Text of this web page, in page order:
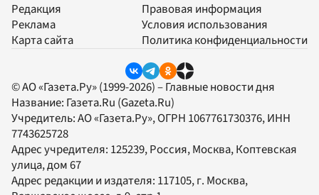
Редакция
Реклама
Карта сайта
Правовая информация
Условия использования
Политика конфиденциальности
© АО «Газета.Ру» (1999-2026) – Главные новости дня
Название: Газета.Ru (Gazeta.Ru)
Учредитель:АО «Газета.Ру», ОГРН 1067761730376, ИНН
7743625728
Адрес учредителя: 125239, Россия, Москва, Коптевская
улица, дом 67
Адрес редакции и издателя: 117105, г. Москва,